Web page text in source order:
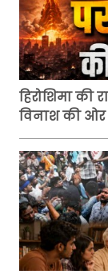
हिरोशिमा की
विनाश की ओर